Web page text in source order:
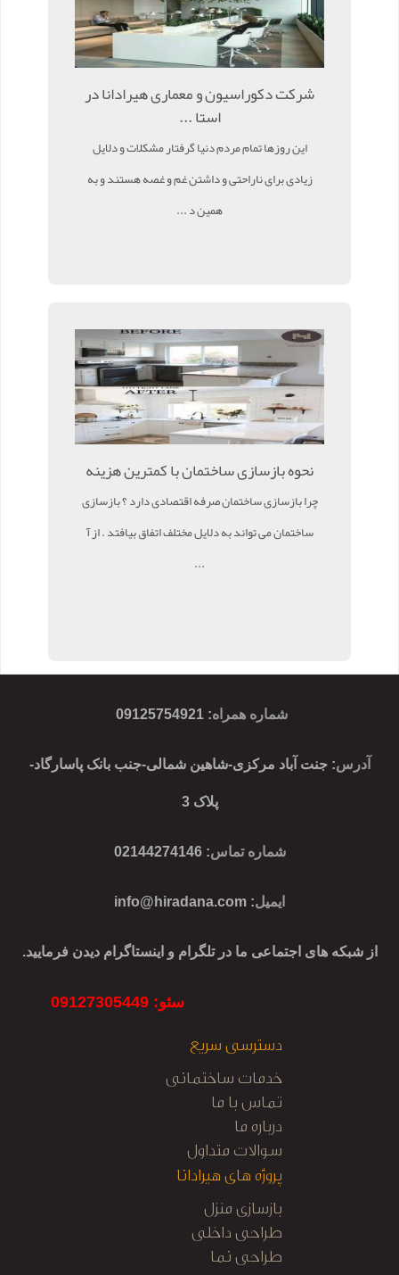
شرکت دکوراسیون و معماری هیرادانا در
استا ...
این روزها تمام مردم دنیا گرفتار مشکلات و دلایل
زیادی برای ناراحتی و داشتن غم و غصه هستند و به
همین د ...
نحوه بازسازی ساختمان با کمترین هزینه
چرا بازسازی ساختمان صرفه اقتصادی دارد ؟ بازسازی
ساختمان می تواند به دلایل مختلف اتفاق بیافتد . از آ
...
شماره همراه:
09125754921
آدرس: جنت آباد مرکزی-شاهین شمالی-جنب بانک پاسارگاد-
پلاک 3
شماره تماس: 02144274146
ایمیل:
info@hiradana.com
از شبکه های اجتماعی ما در تلگرام و اینستاگرام دیدن فرمایید.
سئو: 09127305449
دسترسی سریع
خدمات ساختمانی
تماس با ما
درباره ما
سوالات متداول
پروژه های هیرادانا
بازسازی منزل
طراحی داخلی
طراحی نما